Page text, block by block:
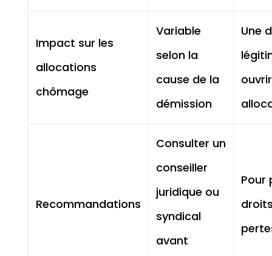
Impact sur les
allocations
chômage
Variable
selon la
cause de la
démission
Une
Recommandations
Consulter un
conseiller
juridique ou
syndical
avant
Pour